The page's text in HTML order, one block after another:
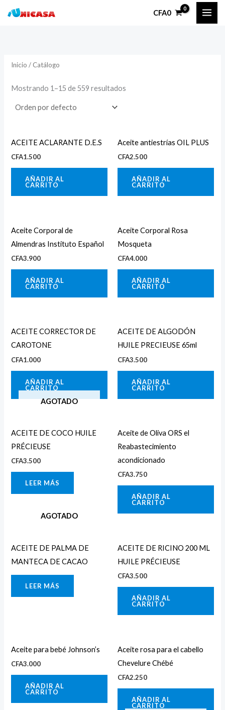
CFA0
Inicio / Catálogo
Mostrando 1–15 de 559 resultados
ACEITE ACLARANTE D.E.S
CFA1.500
AÑADIR AL
CARRITO
Aceite antiestrías OIL PLUS
CFA2.500
AÑADIR AL
CARRITO
Aceite Corporal de
Almendras Instituto Español
CFA3.900
AÑADIR AL
CARRITO
Aceite Corporal Rosa
Mosqueta
CFA4.000
AÑADIR AL
CARRITO
ACEITE CORRECTOR DE
CAROTONE
CFA1.000
AÑADIR AL
CARRITO
ACEITE DE ALGODÓN
HUILE PRECIEUSE 65ml
CFA3.500
AÑADIR AL
CARRITO
AGOTADO
ACEITE DE COCO HUILE
PRÉCIEUSE
CFA3.500
LEER MÁS
Aceite de Oliva ORS el
Reabastecimiento
acondicionado
CFA3.750
AÑADIR AL
CARRITO
AGOTADO
ACEITE DE PALMA DE
MANTECA DE CACAO
LEER MÁS
ACEITE DE RICINO 200 ML
HUILE PRÉCIEUSE
CFA3.500
AÑADIR AL
CARRITO
Aceite para bebé Johnson’s
CFA3.000
AÑADIR AL
CARRITO
Aceite rosa para el cabello
Chevelure Chébé
CFA2.250
AÑADIR AL
CARRITO